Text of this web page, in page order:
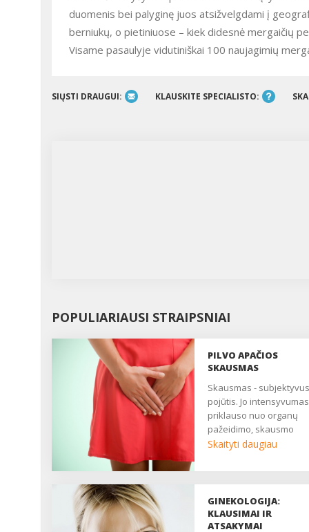
duomenis bei palyginę juos atsižvelgdami į
berniukų, o pietiniuose – kiek didesnė mergaičių
Visame pasaulyje vidutiniškai 100 naujagimių
SIŲSTI DRAUGUI: KLAUSKITE SPECIALISTO:
POPULIARIAUSI STRAIPSNIAI
PILVO APAČIOS
SKAUSMAS
Skausmas - subjektyvus
pojūtis. Jo intensyvumas
priklauso nuo organų
pažeidimo, skausmo
slenksčio, centrinės
skausmą, kuris trukdo
gyventi, pailsėti, užmigti.
yra pagrindinis daugelio
Skaityti daugiau
GINEKOLOGIJA:
KLAUSIMAI IR
ATSAKYMAI